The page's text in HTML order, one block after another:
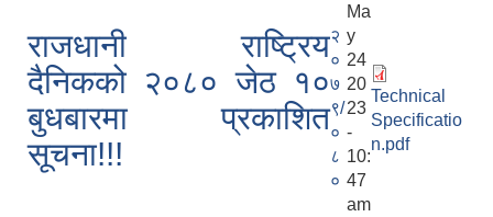
राजधानी राष्ट्रिय
दैनिकको २०८० जेठ १०
बुधबारमा प्रकाशित
सूचना!!!
२
०
७
९/
०
८
०
Ma
y
24
20
23
-
10:
47
am
Technical
Specificatio
n.pdf